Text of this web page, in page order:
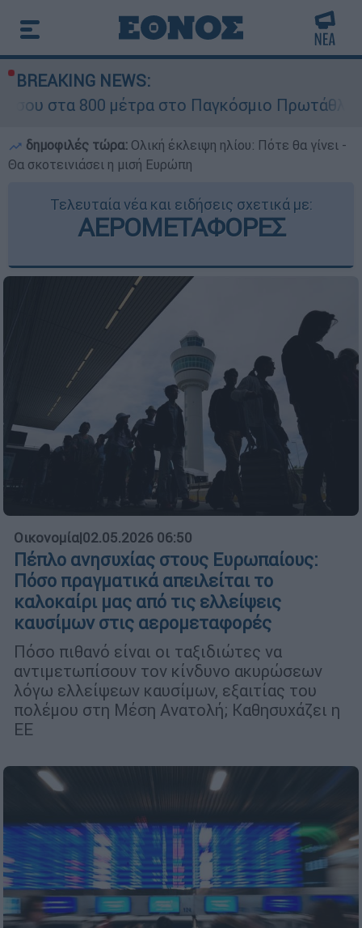
BREAKING NEWS:
μέτρα στο Παγκόσμιο Πρωτάθλημα Στίβου
δημοφιλές τώρα: Ολική έκλειψη ηλίου: Πότε θα γίνει -
Θα σκοτεινιάσει η μισή Ευρώπη
Τελευταία νέα και ειδήσεις σχετικά με:
ΑΕΡΟΜΕΤΑΦΟΡΕΣ
Οικονομία|02.05.2026 06:50
Πέπλο ανησυχίας στους Ευρωπαίους:
Πόσο πραγματικά απειλείται το
καλοκαίρι μας από τις ελλείψεις
καυσίμων στις αερομεταφορές
Πόσο πιθανό είναι οι ταξιδιώτες να
αντιμετωπίσουν τον κίνδυνο ακυρώσεων
λόγω ελλείψεων καυσίμων, εξαιτίας του
πολέμου στη Μέση Ανατολή; Καθησυχάζει η
ΕΕ